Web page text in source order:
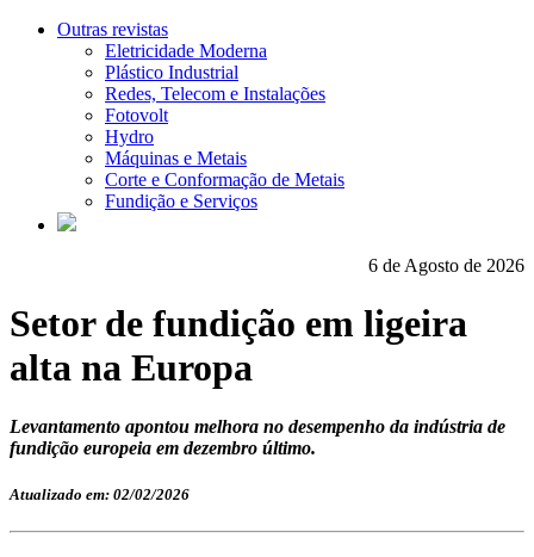
Outras revistas
Eletricidade Moderna
Plástico Industrial
Redes, Telecom e Instalações
Fotovolt
Hydro
Máquinas e Metais
Corte e Conformação de Metais
Fundição e Serviços
6 de Agosto de 2026
Setor de fundição em ligeira
alta na Europa
Levantamento apontou melhora no desempenho da indústria de
fundição europeia em dezembro último.
Atualizado em: 02/02/2026